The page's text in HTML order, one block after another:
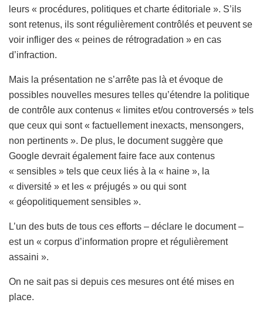
leurs « procédures, politiques et charte éditoriale ». S’ils
sont retenus, ils sont régulièrement contrôlés et peuvent se
voir infliger des « peines de rétrogradation » en cas
d’infraction.
Mais la présentation ne s’arrête pas là et évoque de
possibles nouvelles mesures telles qu’étendre la politique
de contrôle aux contenus « limites et/ou controversés » tels
que ceux qui sont « factuellement inexacts, mensongers,
non pertinents ». De plus, le document suggère que
Google devrait également faire face aux contenus
« sensibles » tels que ceux liés à la « haine », la
« diversité » et les « préjugés » ou qui sont
« géopolitiquement sensibles ».
L’un des buts de tous ces efforts – déclare le document –
est un « corpus d’information propre et régulièrement
assaini ».
On ne sait pas si depuis ces mesures ont été mises en
place.